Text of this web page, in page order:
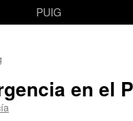
PUIG
en el